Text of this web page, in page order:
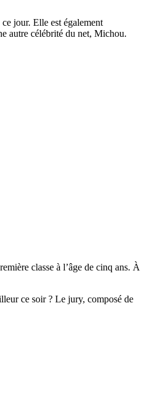
jour. Elle est également
autre célébrité du net, Michou.
classe à l’âge de cinq ans. À
ce soir ? Le jury, composé de